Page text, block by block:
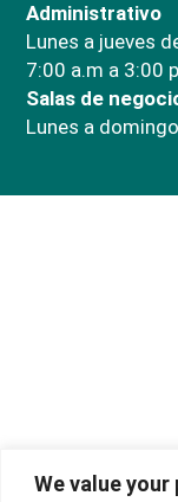
We value your
Administrativo
Lunes a jueves
7:00 a.m a 3:00
Salas de
Lunes a